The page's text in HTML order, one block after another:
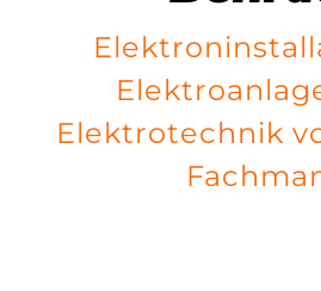
Elektrotechnik